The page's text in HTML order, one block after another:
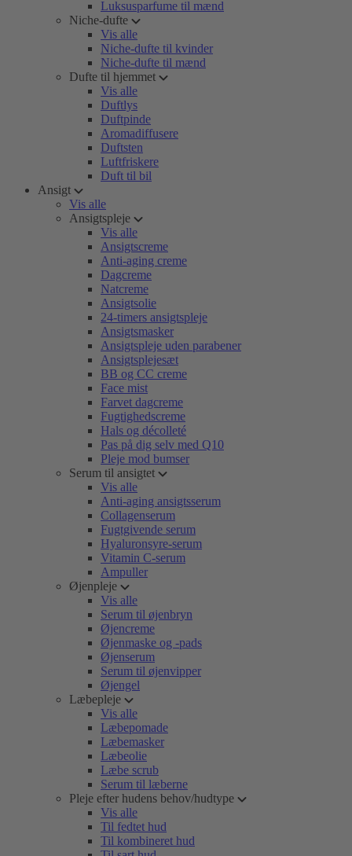
Luksusparfume til mænd
Niche-dufte
Vis alle
Niche-dufte til kvinder
Niche-dufte til mænd
Dufte til hjemmet
Vis alle
Duftlys
Duftpinde
Aromadiffusere
Duftsten
Luftfriskere
Duft til bil
Ansigt
Vis alle
Ansigtspleje
Vis alle
Ansigtscreme
Anti-aging creme
Dagcreme
Natcreme
Ansigtsolie
24-timers ansigtspleje
Ansigtsmasker
Ansigtspleje uden parabener
Ansigtsplejesæt
BB og CC creme
Face mist
Farvet dagcreme
Fugtighedscreme
Hals og décolleté
Pas på dig selv med Q10
Pleje mod bumser
Serum til ansigtet
Vis alle
Anti-aging ansigtsserum
Collagenserum
Fugtgivende serum
Hyaluronsyre-serum
Vitamin C-serum
Ampuller
Øjenpleje
Vis alle
Serum til øjenbryn
Øjencreme
Øjenmaske og -pads
Øjenserum
Serum til øjenvipper
Øjengel
Læbepleje
Vis alle
Læbepomade
Læbemasker
Læbeolie
Læbe scrub
Serum til læberne
Pleje efter hudens behov/hudtype
Vis alle
Til fedtet hud
Til kombineret hud